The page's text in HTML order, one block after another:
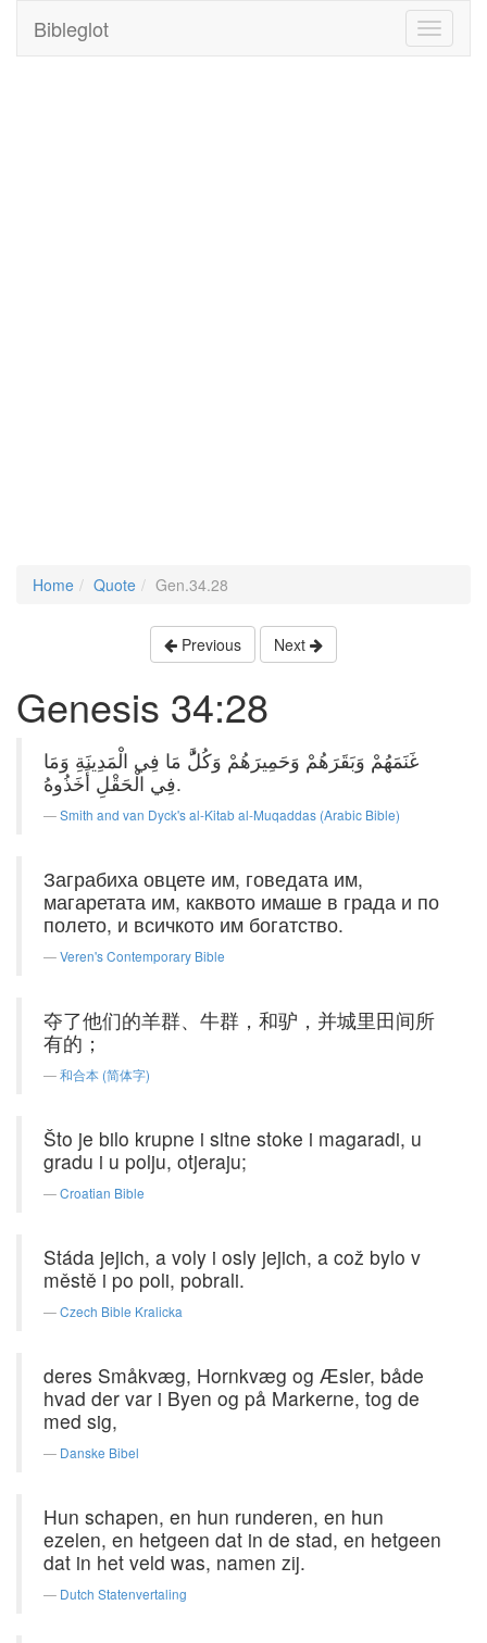
Toggle
Bibleglot
Home Quote Gen.34.28
Previous Next
Genesis 34:28
غَنَمَهُمْ وَبَقَرَهُمْ وَحَمِيرَهُمْ وَكُلَُّ مَا فِي الْمَدِينَةِ وَمَا
فِي الْحَقْلِ أَخَذُوهُ.
Smith and van Dyck's al-Kitab al-Muqaddas (Arabic Bible)
Заграбиха овцете им, говедата им,
магаретата им, каквото имаше в града и по
полето, и всичкото им богатство.
Veren's Contemporary Bible
夺了他们的羊群、牛群，和驴，并城里田间所
有的；
和合本 (简体字)
Što je bilo krupne i sitne stoke i magaradi, u
gradu i u polju, otjeraju;
Croatian Bible
Stáda jejich, a voly i osly jejich, a což bylo v
městě i po poli, pobrali.
Czech Bible Kralicka
deres Småkvæg, Hornkvæg og Æsler, både
hvad der var i Byen og på Markerne, tog de
med sig,
Danske Bibel
Hun schapen, en hun runderen, en hun
ezelen, en hetgeen dat in de stad, en hetgeen
dat in het veld was, namen zij.
Dutch Statenvertaling